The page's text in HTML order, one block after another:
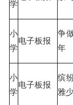
学
小
学
电子板报
争
年
小
学
电子板报
缤
雅